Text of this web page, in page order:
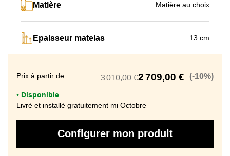
Matière Matière au choix
Epaisseur matelas 13 cm
Prix à partir de 3 010,00 €2 709,00 € (-10%)
• Disponible
Livré et installé gratuitement mi Octobre
Configurer mon produit